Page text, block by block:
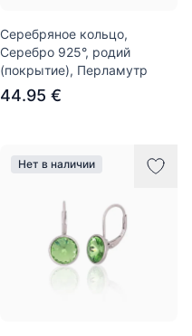
Серебряное кольцо,
Серебро 925°, родий
(покрытие), Перламутр
44.95 €
Нет в наличии